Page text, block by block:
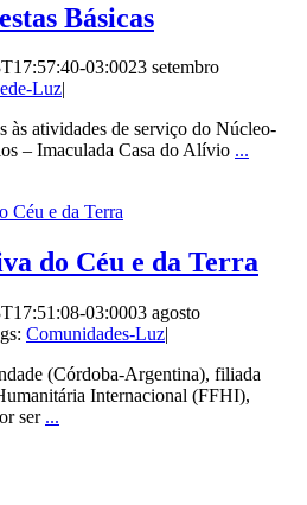
Básicas
03:0023 setembro
Luz|
às atividades de serviço do Núcleo-
– Imaculada Casa do Alívio ...
Céu e da Terra
do Céu e da Terra
03:0003 agosto
Comunidades-Luz|
(Córdoba-Argentina), filiada
Internacional (FFHI),
ser ...